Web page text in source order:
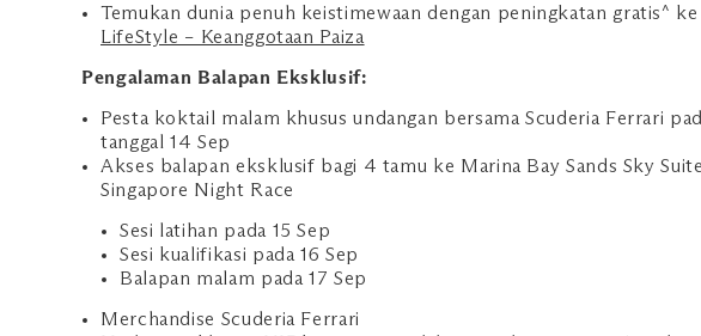
Temukan dunia penuh keistimewaan dengan peningkatan gratis^
LifeStyle – Keanggotaan Paiza
Pengalaman Balapan Eksklusif:
Pesta koktail malam khusus undangan bersama Scuderia Ferrari
tanggal 14 Sep
Akses balapan eksklusif bagi 4 tamu ke Marina Bay Sands Sky
Singapore Night Race
Sesi latihan pada 15 Sep
Sesi kualifikasi pada 16 Sep
Balapan malam pada 17 Sep
Merchandise Scuderia Ferrari